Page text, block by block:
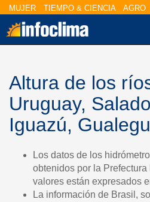
MUJER TIEMPO & CIENCIA AGRO
Altura de los
Uruguay,
Iguazú,
Los datos de los
obtenidos por la
valores están expresados
La información de Brasil,